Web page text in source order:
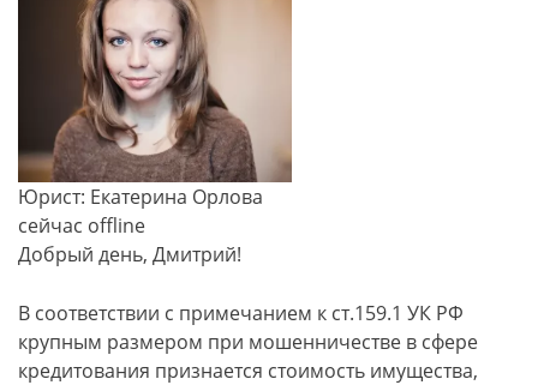
Юрист: Екатерина Орлова
сейчас offline
Добрый день, Дмитрий!
В соответствии с примечанием к ст.159.1 УК РФ
крупным размером при мошенничестве в сфере
кредитования признается стоимость имущества,